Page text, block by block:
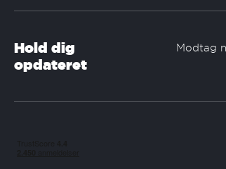
Hold dig
opdateret
Modtag